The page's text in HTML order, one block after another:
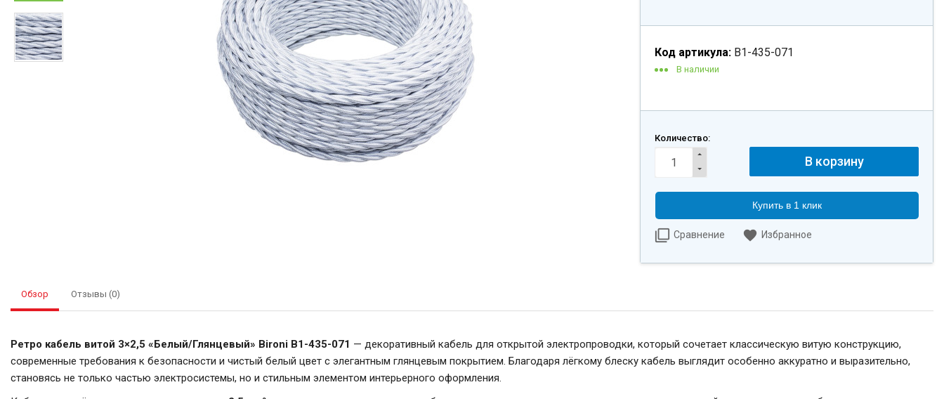
Код артикула: B1-435-071
В наличии
Количество:
Купить в 1 клик
Сравнение Избранное
Обзор Отзывы (0)
Ретро кабель витой 3×2,5 «Белый/Глянцевый» Bironi B1-435-071 — декоративный кабель для открытой электропроводки, который сочетает классическую витую конструкцию,
современные требования к безопасности и чистый белый цвет с элегантным глянцевым покрытием. Благодаря лёгкому блеску кабель выглядит особенно аккуратно и выразительно,
становясь не только частью электросистемы, но и стильным элементом интерьерного оформления.